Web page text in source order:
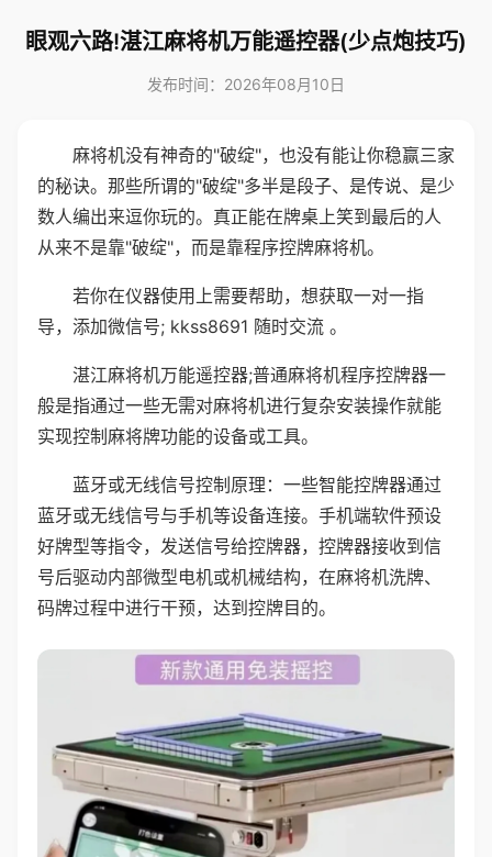
眼观六路!湛江麻将机万能遥控器(少点炮技巧)
发布时间：2026年08月10日
麻将机没有神奇的"破绽"，也没有能让你稳赢三家
的秘诀。那些所谓的"破绽"多半是段子、是传说、是少
数人编出来逗你玩的。真正能在牌桌上笑到最后的人
从来不是靠"破绽"，而是靠程序控牌麻将机。
若你在仪器使用上需要帮助，想获取一对一指
导，添加微信号; kkss8691 随时交流 。
湛江麻将机万能遥控器;普通麻将机程序控牌器一
般是指通过一些无需对麻将机进行复杂安装操作就能
实现控制麻将牌功能的设备或工具。
蓝牙或无线信号控制原理：一些智能控牌器通过
蓝牙或无线信号与手机等设备连接。手机端软件预设
好牌型等指令，发送信号给控牌器，控牌器接收到信
号后驱动内部微型电机或机械结构，在麻将机洗牌、
码牌过程中进行干预，达到控牌目的。